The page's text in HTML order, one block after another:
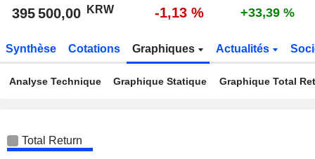
395 500,00 KRW -1,13 % +33,39 %
Synthèse Cotations Graphiques Actualités
Analyse Technique Graphique Statique Graphique Total
Total Return